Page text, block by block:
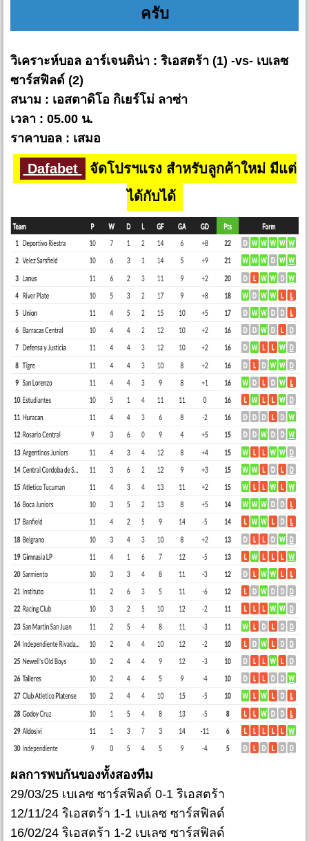
ครับ
วิเคราะห์บอล อาร์เจนติน่า : ริเอสตร้า (1) -vs- เบเลซ
ซาร์สฟิลด์ (2)
สนาม : เอสตาดิโอ กิเยร์โม่ ลาซ่า
เวลา : 05.00 น.
ราคาบอล : เสมอ
Dafabet
จัดโปรฯแรง สำหรับลูกค้าใหม่ มีแต่
ได้กับได้
ผลการพบกันของทั้งสองทีม
29/03/25 เบเลซ ซาร์สฟิลด์ 0-1 ริเอสตร้า
12/11/24 ริเอสตร้า 1-1 เบเลซ ซาร์สฟิลด์
16/02/24 ริเอสตร้า 1-2 เบเลซ ซาร์สฟิลด์